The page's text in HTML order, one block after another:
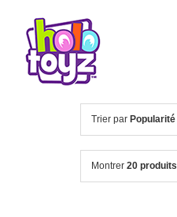
contenu
Trier par Popularité
Montrer 20 produits